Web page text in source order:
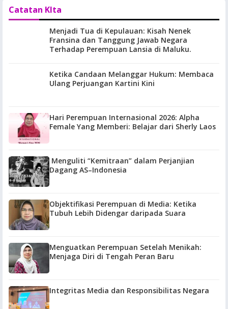
Catatan KIta
Menjadi Tua di Kepulauan: Kisah Nenek
Fransina dan Tanggung Jawab Negara
Terhadap Perempuan Lansia di Maluku.
Ketika Candaan Melanggar Hukum: Membaca
Ulang Perjuangan Kartini Kini
Hari Perempuan Internasional 2026: Alpha
Female Yang Memberi: Belajar dari Sherly Laos
Menguliti “Kemitraan” dalam Perjanjian
Dagang AS–Indonesia
Objektifikasi Perempuan di Media: Ketika
Tubuh Lebih Didengar daripada Suara
Menguatkan Perempuan Setelah Menikah:
Menjaga Diri di Tengah Peran Baru
Integritas Media dan Responsibilitas Negara